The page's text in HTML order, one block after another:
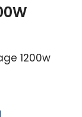
1200w